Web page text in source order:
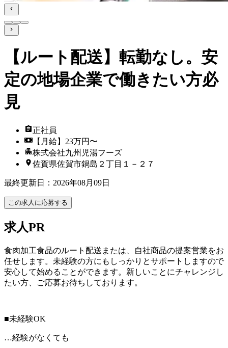
【ルート配送】転勤なし。安
定の地場企業で働きたい方必
見
正社員
【月給】23万円〜
株式会社九州児湯フーズ
佐賀県佐賀市鍋島２丁目１－２７
最終更新日 ： 2026年08月09日
この求人に応募する
求人PR
食肉加工食品のルート配送または、自社商品の提案営業をお
任せします。未経験の方にもしっかりとサポートしますので
安心して始めることができます。新しいことにチャレンジし
たい方、ご応募お待ちしております。
■未経験OK
…経験がなくても